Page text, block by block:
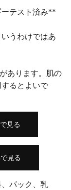
テスト済み**
うわけではあ
あります。肌の
るとよいで
見る
見る
パック、乳